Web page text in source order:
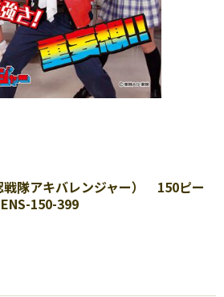
戦隊アキバレンジャー） 150ピー
150-399